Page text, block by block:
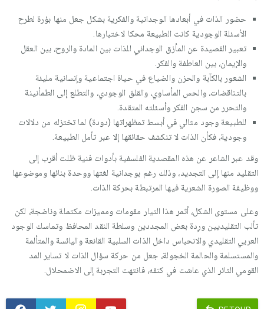
حضور الذات في أبعادها الوجدانية والفكرية بشكل جعل منها بؤرة لطرح
الأسئلة الوجودية كانت الطبيعة محكا لاختبارها.
تعبير القصيدة عن المأزق الوجداني للذات بين المادة والروح، بين العقل
والإيمان، بين العاطفة والفكر.
الشعور بالكآبة والحزن والضياع في حياة اجتماعية وإنسانية مليئة
بالتناقضات، والحس المأساوي، والقلق الوجودي، والتطلع إلى الطمأنينة
والتحرر من سجن الفكر وأسئلته المتقدة.
للطبيعة وجود مثالي في أبسط تمظهراتها (دودة) لما تختزله من دلالات
وجودية، فكأن الذات لا تنكشف حقائقها إلا عبر تأمل الطبيعة.
وقد عبر الشاعر عن هذه المقصدية الفلسفية بأدوات فنية ظلت أقرب إلى
التقليد منها إلى التجديد، وذلك رغم بوجدانية لغتها ووحدة بنائها وموضوعها
ووظيفة الصورة الشعرية فيها المرتبطة بحركة الذات.
وعلى مستوى الشكل، أثمر هذا التيار مقومات ومميزات مكتملة وناضجة، لكن
تألب التقليديين ورِدة بعض المجددين وسلطة النقد المحافظ وتماسك الوجود
العربي التقليدي والانحباس داخل الذات السلبية القانعة واليائسة والمتألمة
والمستسلمة والحالمة الخجولة، جعل من حركة سؤال الذات لا تساير المد
القومي الثائر الذي عاشت في كنفه، فانتهت التجربة إلى الاضمحلال.